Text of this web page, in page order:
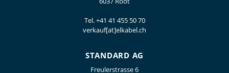
Tel.+41 41 455 50 70
verkauf[at]elkabel.ch
STANDARD AG
Freulerstrasse 6